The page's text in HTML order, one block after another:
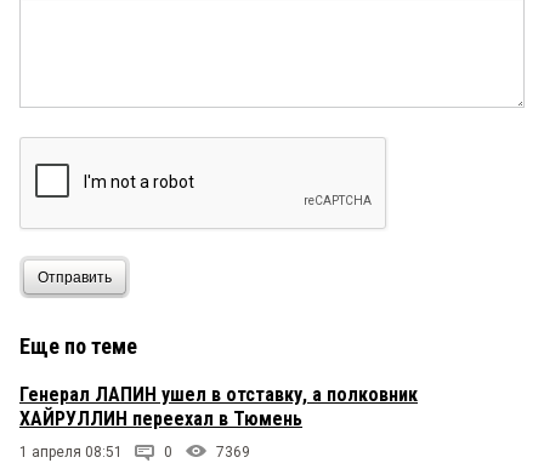
Отправить
Еще по теме
Генерал ЛАПИН ушел в отставку, а полковник
ХАЙРУЛЛИН переехал в Тюмень
1 апреля 08:51 0 7369